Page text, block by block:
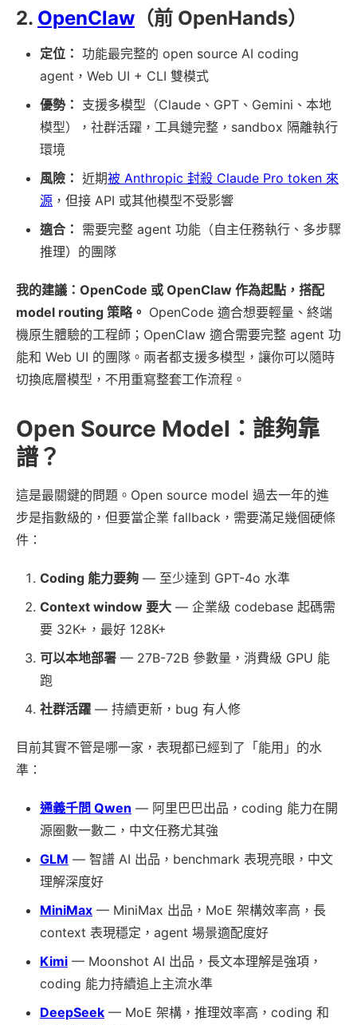
2. OpenClaw （前 OpenHands）
定位： 功能最完整的 open source AI coding
agent，Web UI + CLI 雙模式
優勢： 支援多模型（Claude、GPT、Gemini、本地
模型），社群活躍，工具鏈完整，sandbox 隔離執行
環境
風險： 近期被 Anthropic 封殺 Claude Pro token 來
源 ，但接 API 或其他模型不受影響
適合： 需要完整 agent 功能（自主任務執行、多步驟
推理）的團隊
我的建議：OpenCode 或 OpenClaw 作為起點，搭配
model routing 策略。 OpenCode 適合想要輕量、終端
機原生體驗的工程師；OpenClaw 適合需要完整 agent 功
能和 Web UI 的團隊。兩者都支援多模型，讓你可以隨時
切換底層模型，不用重寫整套工作流程。
Open Source Model：誰夠靠
譜？
這是最關鍵的問題。Open source model 過去一年的進
步是指數級的，但要當企業 fallback，需要滿足幾個硬條
件：
Coding 能力要夠 — 至少達到 GPT-4o 水準
Context window 要大 — 企業級 codebase 起碼需
要 32K+，最好 128K+
可以本地部署 — 27B-72B 參數量，消費級 GPU 能
跑
社群活躍 — 持續更新，bug 有人修
目前其實不管是哪一家，表現都已經到了「能用」的水
準：
通義千問 Qwen — 阿里巴巴出品，coding 能力在開
源圈數一數二，中文任務尤其強
GLM — 智譜 AI 出品，benchmark 表現亮眼，中文
理解深度好
MiniMax — MiniMax 出品，MoE 架構效率高，長
context 表現穩定，agent 場景適配度好
Kimi — Moonshot AI 出品，長文本理解是強項，
coding 能力持續追上主流水準
DeepSeek — MoE 架構，推理效率高，coding 和